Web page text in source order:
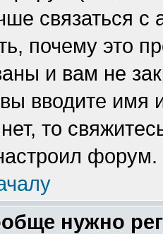
связаться
почему это
и вам не
вводите
то
форум.
нужно